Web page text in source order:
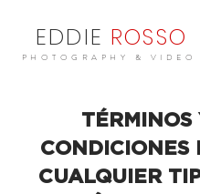
EDDIE ROSSO
PHOTOGRAPHY & VIDEO
TÉRMINOS
CONDICIONES
CUALQUIER